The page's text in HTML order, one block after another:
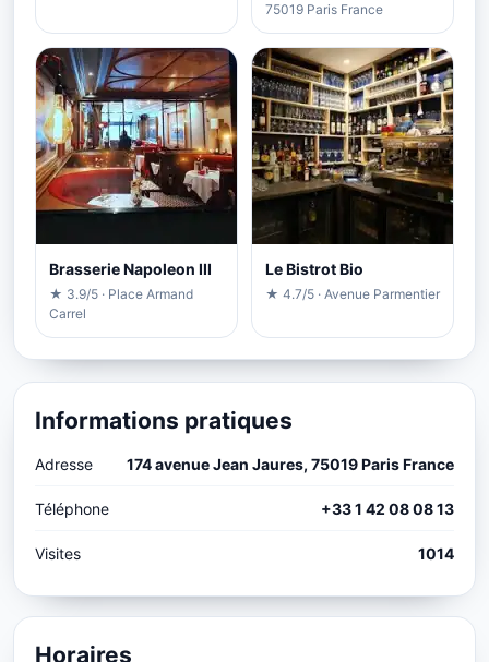
75019 Paris France
Brasserie Napoleon III
★ 3.9/5 · Place Armand
Carrel
Le Bistrot Bio
★ 4.7/5 · Avenue Parmentier
Informations pratiques
Adresse 174 avenue Jean Jaures, 75019 Paris France
Téléphone +33 1 42 08 08 13
Visites 1014
Horaires